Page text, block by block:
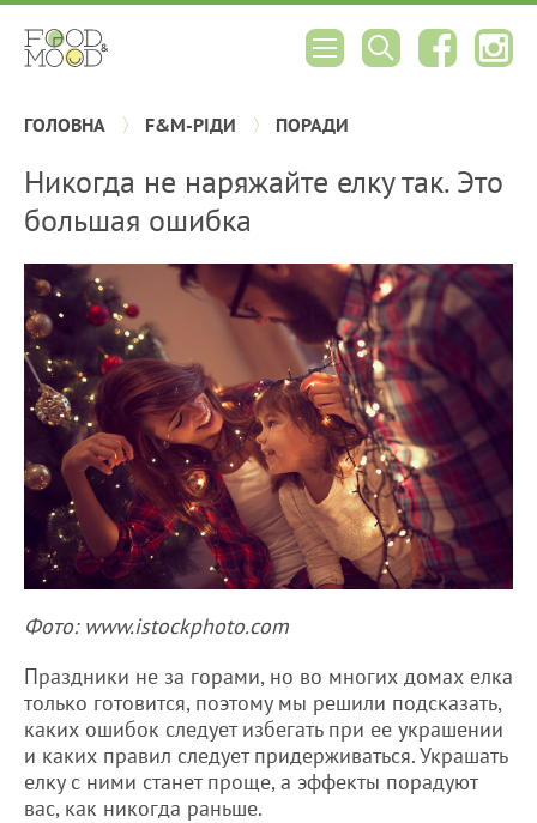
ГОЛОВНА F&M-РІДИ ПОРАДИ
Никогда не наряжайте елку так. Это
большая ошибка
Фото: www.istockphoto.com
Праздники не за горами, но во многих домах елка
только готовится, поэтому мы решили подсказать,
каких ошибок следует избегать при ее украшении
и каких правил следует придерживаться. Украшать
елку с ними станет проще, а эффекты порадуют
вас, как никогда раньше.